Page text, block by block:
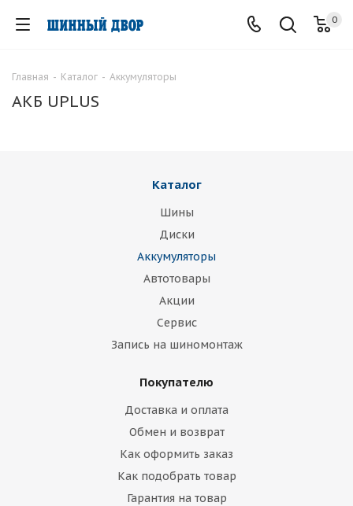
0
Главная - Каталог - Аккумуляторы
АКБ UPLUS
Каталог
Шины
Диски
Аккумуляторы
Автотовары
Акции
Сервис
Запись на шиномонтаж
Покупателю
Доставка и оплата
Обмен и возврат
Как оформить заказ
Как подобрать товар
Гарантия на товар